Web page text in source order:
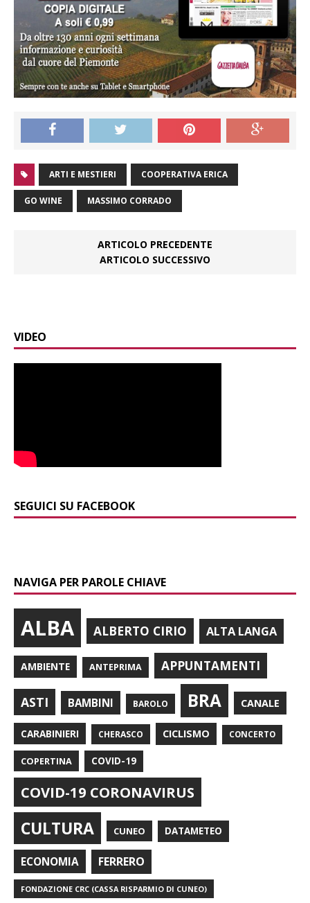
ARTI E MESTIERI COOPERATIVA ERICA
GO WINE MASSIMO CORRADO
ARTICOLO PRECEDENTE
ARTICOLO SUCCESSIVO
VIDEO
SEGUICI SU FACEBOOK
NAVIGA PER PAROLE CHIAVE
ALBA ALBERTO CIRIO ALTA LANGA
AMBIENTE ANTEPRIMA APPUNTAMENTI
ASTI BAMBINI BAROLO BRA CANALE
CARABINIERI CHERASCO CICLISMO CONCERTO
COPERTINA COVID-19
COVID-19 CORONAVIRUS
CULTURA CUNEO DATAMETEO
ECONOMIA FERRERO
FONDAZIONE CRC (CASSA RISPARMIO DI CUNEO)